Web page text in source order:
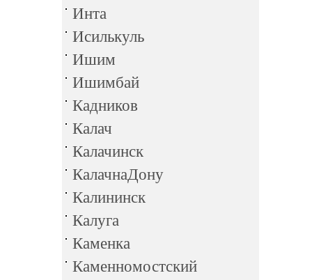
Инта
Исилькуль
Ишим
Ишимбай
Кадников
Калач
Калачинск
КалачнаДону
Калининск
Калуга
Каменка
Каменномостский